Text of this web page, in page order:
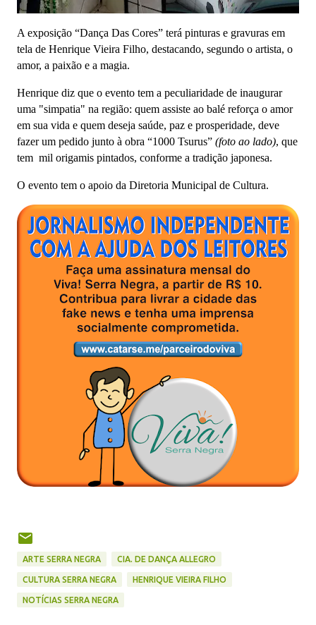
A exposição “Dança Das Cores” terá pinturas e gravuras em
tela de Henrique Vieira Filho, destacando, segundo o artista, o
amor, a paixão e a magia.
Henrique diz que o evento tem a peculiaridade de inaugurar
uma "simpatia" na região: quem assiste ao balé reforça o amor
em sua vida e quem deseja saúde, paz e prosperidade, deve
fazer um pedido junto à obra “1000 Tsurus” (foto ao lado), que
tem mil origamis pintados, conforme a tradição japonesa.
O evento tem o apoio da Diretoria Municipal de Cultura.
ARTE SERRA NEGRA CIA. DE DANÇA ALLEGRO
CULTURA SERRA NEGRA HENRIQUE VIEIRA FILHO
NOTÍCIAS SERRA NEGRA